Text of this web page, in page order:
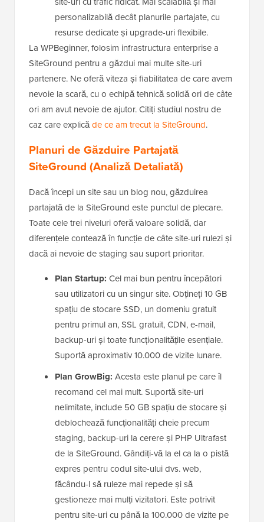
personalizabilă decât planurile partajate, cu
resurse dedicate și upgrade-uri flexibile.
La WPBeginner, folosim infrastructura enterprise a
SiteGround pentru a găzdui mai multe site-uri
partenere. Ne oferă viteza și fiabilitatea de care avem
nevoie la scară, cu o echipă tehnică solidă ori de câte
ori am avut nevoie de ajutor. Citiți studiul nostru de
caz care explicăde ce am trecut la SiteGround.
Planuri de Găzduire Partajată
SiteGround (Analiză Detaliată)
Dacă începi un site sau un blog nou, găzduirea
partajată de la SiteGround este punctul de plecare.
Toate cele trei niveluri oferă valoare solidă, dar
diferențele contează în funcție de câte site-uri rulezi și
dacă ai nevoie de staging sau suport prioritar.
Plan Startup: Cel mai bun pentru începători
sau utilizatori cu un singur site. Obțineți 10 GB
spațiu de stocare SSD, un domeniu gratuit
pentru primul an, SSL gratuit, CDN, e-mail,
backup-uri și toate funcționalitățile esențiale.
Suportă aproximativ 10.000 de vizite lunare.
Plan GrowBig: Acesta este planul pe care îl
recomand cel mai mult. Suportă site-uri
nelimitate, include 50 GB spațiu de stocare și
deblochează funcționalități cheie precum
staging, backup-uri la cerere și PHP Ultrafast
de la SiteGround. Gândiți-vă la el ca la o pistă
expres pentru codul site-ului dvs. web,
făcându-l să ruleze mai repede și să
gestioneze mai mulți vizitatori. Este potrivit
pentru site-uri cu până la 100.000 de vizite pe